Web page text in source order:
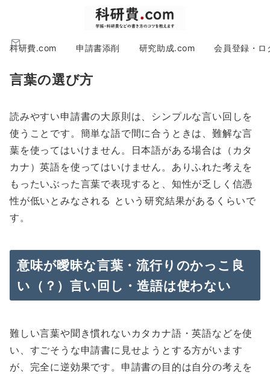
科研費.com 申請書添削 研究助成.com 会員登録・ロ
言葉の選び方
読みやすい申請書の大原則は、シンプルな言い回しを
使うことです。簡単な語で間に合うときは、難解な言
葉を使ってはいけません。日本語がある場合は（カタ
カナ）英語を使ってはいけません。ありふれた考えを
もったいぶった言葉で表現すると、知性が乏しく信憑
性が低いとみなされる という研究結果があるくらいで
す。
意味が曖昧な言葉・流行りのかっこ良
い（？）言い回し・造語は使わない
難しい言葉や聞き慣れないカタカナ語・英語などを使
い、すごそうな申請書に見せようとする方がいます
が、完全に逆効果です。申請書の目的は自分の考えを